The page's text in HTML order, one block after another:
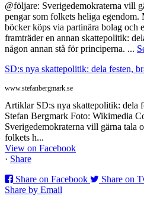
@följare: Sverigedemokraterna vill
pengar som folkets heliga egendom.
böcker köps via partinära bolag och
framträder en annan skattepolitik:
någon annan stå för principerna. ...
SD:s nya skattepolitik: dela festen,
www.stefanbergmark.se
Artiklar SD:s nya skattepolitik: dela
Stefan Bergmark Foto: Wikimedia
Sverigedemokraterna vill gärna tala
folkets h...
View on Facebook
· Share
Share on Facebook
Share on
Share by Email